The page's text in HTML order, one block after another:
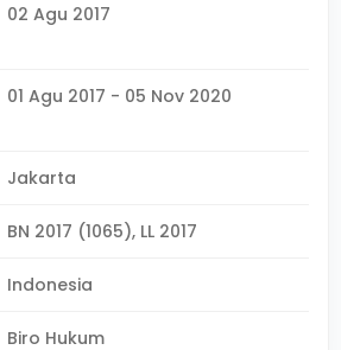
02 Agu 2017
01 Agu 2017 - 05 Nov 2020
Jakarta
BN 2017 (1065), LL 2017
Indonesia
Biro Hukum